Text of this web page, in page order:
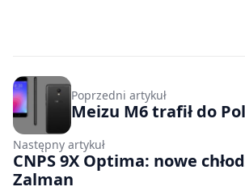
Poprzedni artykuł
Meizu M6 trafił do
Następny artykuł
CNPS 9X Optima: nowe
Zalman